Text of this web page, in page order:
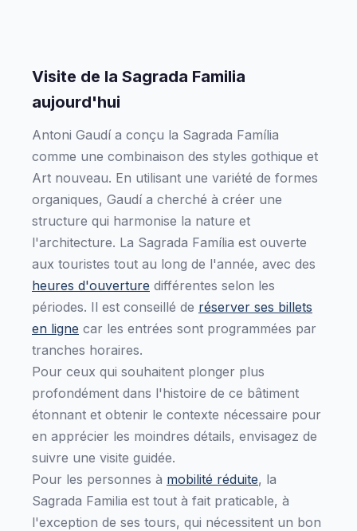
Visite de la Sagrada Familia
aujourd'hui
Antoni Gaudí a conçu la Sagrada Família
comme une combinaison des styles gothique et
Art nouveau. En utilisant une variété de formes
organiques, Gaudí a cherché à créer une
structure qui harmonise la nature et
l'architecture. La Sagrada Família est ouverte
aux touristes tout au long de l'année, avec des
heures d'ouverture différentes selon les
périodes. Il est conseillé de réserver ses billets
en ligne car les entrées sont programmées par
tranches horaires.
Pour ceux qui souhaitent plonger plus
profondément dans l'histoire de ce bâtiment
étonnant et obtenir le contexte nécessaire pour
en apprécier les moindres détails, envisagez de
suivre une visite guidée.
Pour les personnes à mobilité réduite, la
Sagrada Familia est tout à fait praticable, à
l'exception de ses tours, qui nécessitent un bon